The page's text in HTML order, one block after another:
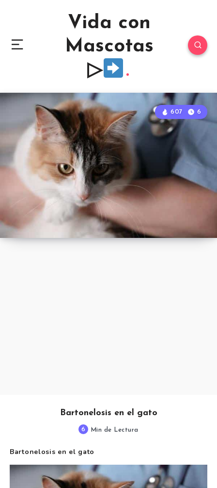
Vida con
Mascotas
▷
Bartonelosis en el gato
607 6
6 Min de Lectura
Bartonelosis en el gato